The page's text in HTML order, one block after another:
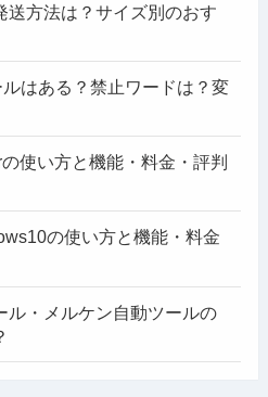
送方法は？サイズ別のおす
はある？禁止ワードは？変
使い方と機能・料金・評判
の使い方と機能・料金
ル・メルケン自動ツールの